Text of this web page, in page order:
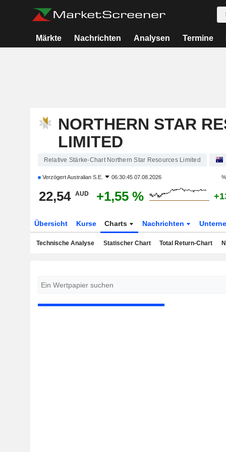
Märkte Nachrichten Analysen Termine
NORTHERN STAR
LIMITED
Relative Stärke-Chart Northern Star Resources Limited
VerzögertAustralian S.E. 06:30:45 07.08.2026
22,54 AUD +1,55 %
Übersicht Kurse Charts Nachrichten
Technische Analyse Statischer Chart Total Return-Chart